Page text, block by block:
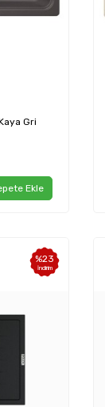
Gri
Ekle
%23
İndirim